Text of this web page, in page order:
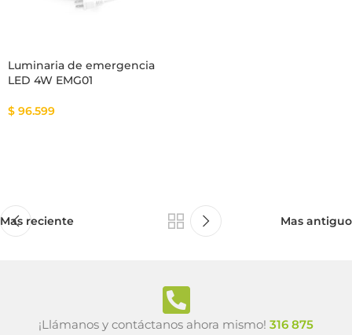
Luminaria de emergencia
LED 4W EMG01
$ 96.599
Mas reciente Mas antiguo
¡Llámanos y contáctanos ahora mismo! 316 875